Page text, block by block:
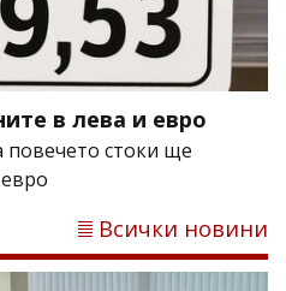
в лева и евро
повечето стоки ще
Всички новини